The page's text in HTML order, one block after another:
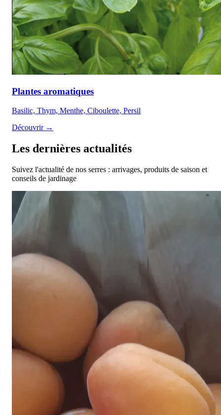
Plantes aromatiques
Basilic, Thym, Menthe, Ciboulette, Persil
Découvrir →
Les dernières actualités
Suivez l'actualité de nos serres : arrivages, produits de saison et
conseils de jardinage